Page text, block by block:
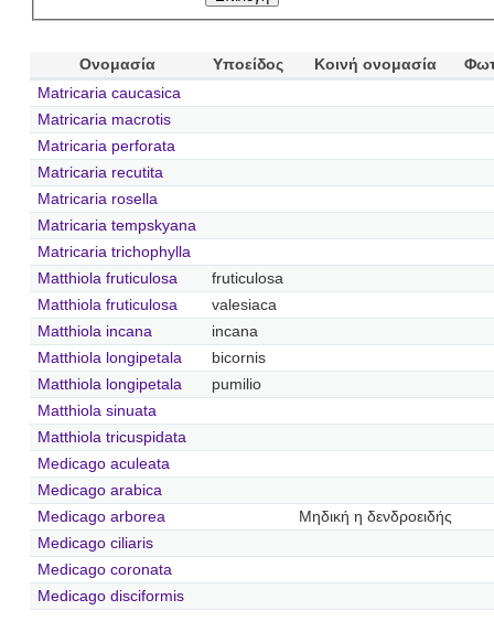
Ονομασία Υποείδος Κοινή ονομασία
Matricaria caucasica
Matricaria macrotis
Matricaria perforata
Matricaria recutita
Matricaria rosella
Matricaria tempskyana
Matricaria trichophylla
Matthiola fruticulosa
fruticulosa
Matthiola fruticulosa
valesiaca
Matthiola incana
incana
Matthiola longipetala
bicornis
Matthiola longipetala
pumilio
Matthiola sinuata
Matthiola tricuspidata
Medicago aculeata
Medicago arabica
Medicago arborea
Μηδική η δενδροειδής
Medicago ciliaris
Medicago coronata
Medicago disciformis